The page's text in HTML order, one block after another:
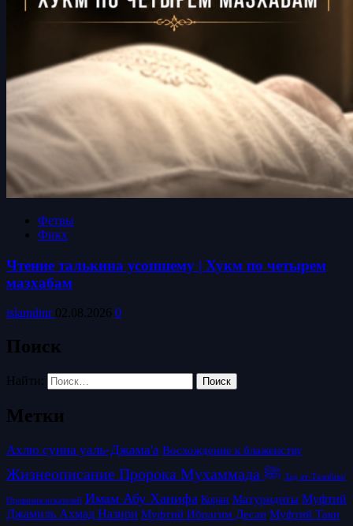
Фетвы
Фикх
Чтение талькина усопшему | Хукм по четырем
мазхабам
islamdinr 02.08.2026 0
Поиск
Найти:
Метки
Ахлю сунна уаль-Джама'а Восхождение к блаженству
Жизнеописание Пророка Мухаммада ﷺ Зад ат-Талибин/
Провизия искателей Имам Абу Ханифа Коран Матуридиты Муфтий
Джамиль Ахмад Назири Муфтий Ибрагим Десаи Муфтий Таки